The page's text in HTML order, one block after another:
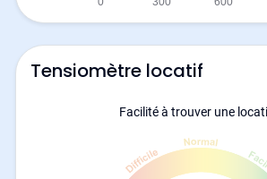
Tensiomètre locatif
Facilité à trouver une